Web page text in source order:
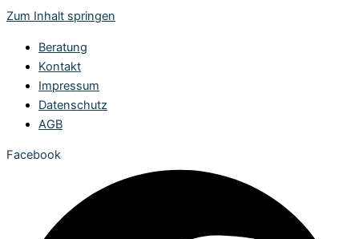
Zum Inhalt springen
Beratung
Kontakt
Impressum
Datenschutz
AGB
Facebook